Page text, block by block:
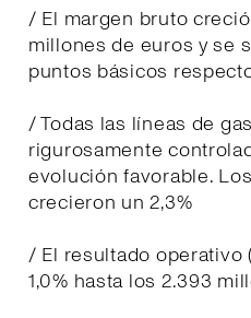
/ El margen bruto creció
millones de euros y se
puntos básicos
/ Todas las líneas de
rigurosamente
evolución favorable.
crecieron un 2,3%
/ El resultado operativo
1,0% hasta los 2.393